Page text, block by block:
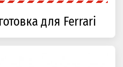
для Ferrari